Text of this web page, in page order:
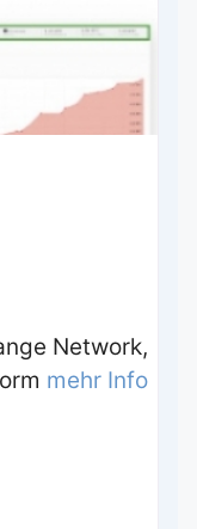
Network,
mehr Info